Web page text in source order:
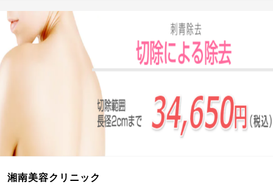
湘南美容クリニック